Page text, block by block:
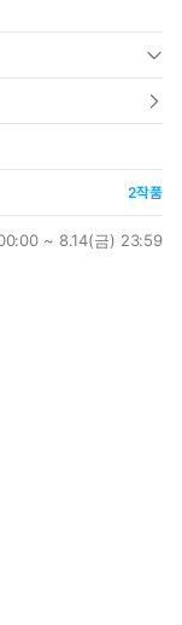
2작품
~ 8.14(금) 23:59